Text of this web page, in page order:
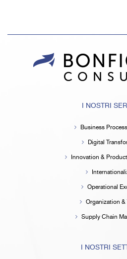
I NOSTRI
Business
Digital
Innovation &
Operational
Organization
Supply Chain
I NOSTRI